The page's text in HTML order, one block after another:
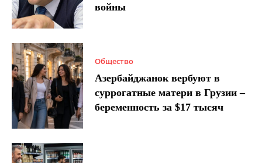
войны
Общество
Азербайджанок вербуют в
суррогатные матери в Грузии –
беременность за $17 тысяч